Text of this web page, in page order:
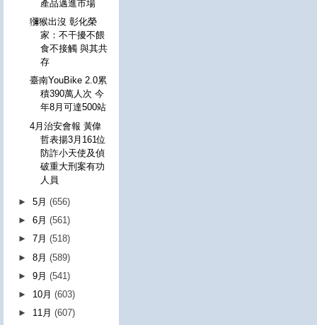
產品邁進市場
獼猴出沒 彰化榮
家：不干擾不餵
食不接觸 與其共
存
臺南YouBike 2.0累
積390萬人次 今
年8月可達500站
4月治安會報 黃偉
哲表揚3月161位
防詐小天使及偵
破重大刑案有功
人員
►5月(656)
►6月(561)
►7月(518)
►8月(589)
►9月(541)
► 10月(603)
► 11月(607)